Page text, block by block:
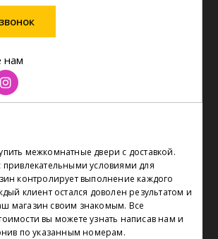
нам
межкомнатные двери с доставкой.
условиями для
контролирует выполнение каждого
клиент остался доволен результатом и
магазин своим знакомым. Все
вы можете узнать написав нам и
по указанным номерам.